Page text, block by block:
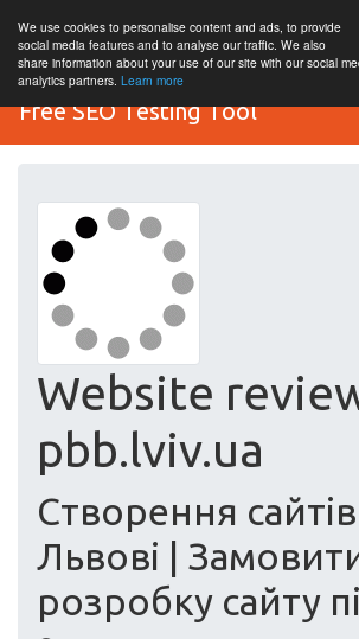
We use cookies to personalise content and ads, to provide
social media features and to analyse our traffic. We also
share information about your use of our site with our social
analytics partners. Learn more
Free SEO Testing Tool
Website
pbb.lviv.ua
Cтворення
Львові |
розробку сайту